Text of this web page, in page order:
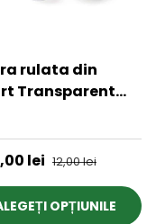
rulata din
Transparent
2-3 cm
vânzare
lei Preț obișnuit
12,00 lei
OPȚIUNILE